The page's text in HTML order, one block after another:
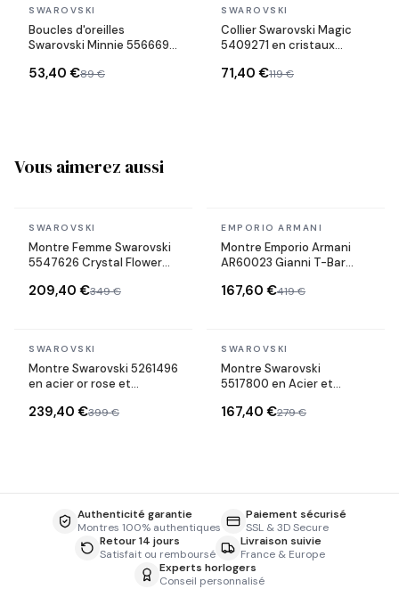
En stock
SWAROVSKI
Boucles d'oreilles
Swarovski Minnie 5566692
cristaux
53,40 €89 €
En stock
SWAROVSKI
Collier Swarovski Magic
5409271 en cristaux
71,40 €119 €
Vous aimerez aussi
En stock
SWAROVSKI
Montre Femme Swarovski
5547626 Crystal Flower
209,40 €349 €
En stock
EMPORIO ARMANI
Montre Emporio Armani
AR60023 Gianni T-Bar
Squelette
167,60 €419 €
En stock
SWAROVSKI
Montre Swarovski 5261496
en acier or rose et
239,40 €399 €
En stock
SWAROVSKI
Montre Swarovski
5517800 en Acier et
Diamants
167,40 €279 €
Authenticité garantie
Montres 100% authentiques
Paiement sécurisé
SSL & 3D Secure
Retour 14 jours
Satisfait ou remboursé
Livraison suivie
France & Europe
Experts horlogers
Conseil personnalisé